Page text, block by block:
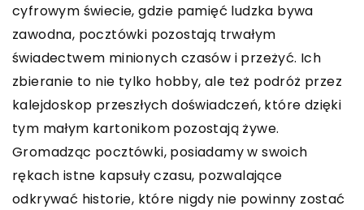
cyfrowym świecie, gdzie pamięć ludzka bywa
zawodna, pocztówki pozostają trwałym
świadectwem minionych czasów i przeżyć. Ich
zbieranie to nie tylko hobby, ale też podróż przez
kalejdoskop przeszłych doświadczeń, które dzięki
tym małym kartonikom pozostają żywe.
Gromadząc pocztówki, posiadamy w swoich
rękach istne kapsuły czasu, pozwalające
odkrywać historie, które nigdy nie powinny zostać